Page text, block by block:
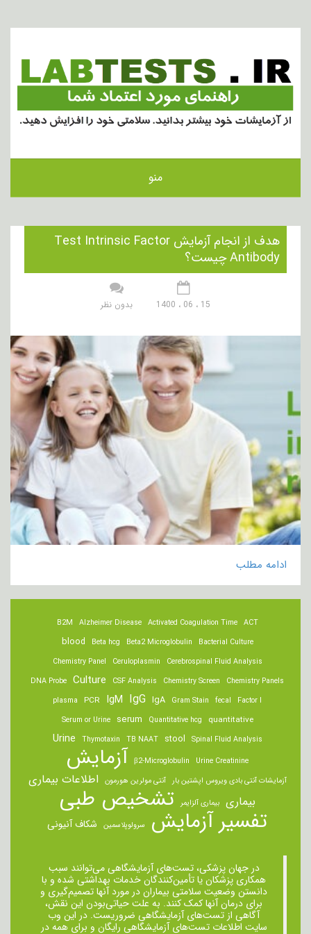
منو
هدف از انجام آزمایش Test Intrinsic Factor
Antibody چیست؟
15 ، 06 ، 1400 بدون نظر
ادامه مطلب
ACT
Activated Coagulation Time
Alzheimer Disease
B2M
Bacterial Culture
Beta2 Microglobulin
Beta hcg
blood
Cerebrospinal Fluid Analysis
Ceruloplasmin
Chemistry Panel
Chemistry Panels
Chemistry Screen
CSF Analysis
Culture
DNA Probe
Factor I
fecal
Gram Stain
IgA
IgG
IgM
PCR
plasma
quantitative
Quantitative hcg
serum
Serum or Urine
Spinal Fluid Analysis
stool
TB NAAT
Thymotaxin
Urine
Urine Creatinine
β2-Microglobulin آزمایش
آزمایشات آنتی بادی ویروس اپشتین بار آنتی مولرین هورمون اطلاعات بیماری
بیماری بیماری آلزایمر تشخیص طبی
تفسیر آزمایش سرولوپلاسمین شکاف آنیونی
در جهان پزشکی، تست‌های آزمایشگاهی می‌توانند سبب
همکاری پزشکان یا تأمین‌کنندگان خدمات بهداشتی شده و با
دانستن وضعیت سلامتی بیماران در مورد آنها تصمیم‌گیری و
برای درمان ‌آنها کمک کنند. به علت حیاتی‌بودن این نقش،
آگاهی از تست‌های آزمایشگاهی ضروریست. در این وب
سایت اطلاعات تست‌های آزمایشگاهی رایگان و برای همه در